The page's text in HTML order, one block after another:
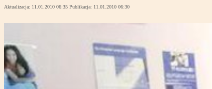
Aktualizacja: 11.01.2010 06:35 Publikacja: 11.01.2010 06:30